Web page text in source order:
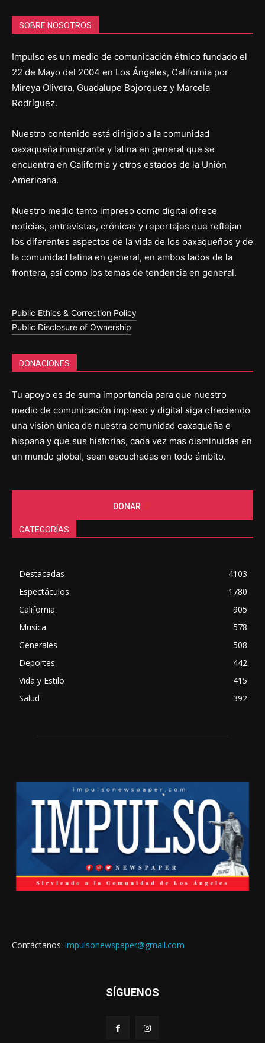
SOBRE NOSOTROS
Impulso es un medio de comunicación étnico fundado el
22 de Mayo del 2004 en Los Ángeles, California por
Mireya Olivera, Guadalupe Bojorquez y Marcela
Rodríguez.
Nuestro contenido está dirigido a la comunidad
oaxaqueña inmigrante y latina en general que se
encuentra en California y otros estados de la Unión
Americana.
Nuestro medio tanto impreso como digital ofrece
noticias, entrevistas, crónicas y reportajes que reflejan
los diferentes aspectos de la vida de los oaxaqueños y de
la comunidad latina en general, en ambos lados de la
frontera, así como los temas de tendencia en general.
Public Ethics & Correction Policy
Public Disclosure of Ownership
DONACIONES
Tu apoyo es de suma importancia para que nuestro
medio de comunicación impreso y digital siga ofreciendo
una visión única de nuestra comunidad oaxaqueña e
hispana y que sus historias, cada vez mas disminuidas en
un mundo global, sean escuchadas en todo ámbito.
DONAR
CATEGORÍAS
Destacadas
4103
Espectáculos
1780
California
905
Musica
578
Generales
508
Deportes
442
Vida y Estilo
415
Salud
392
Contáctanos: impulsonewspaper@gmail.com
SÍGUENOS